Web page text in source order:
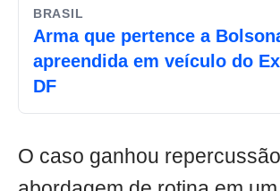
BRASIL
Arma que pertence a
apreendida em veículo do
DF
O caso ganhou